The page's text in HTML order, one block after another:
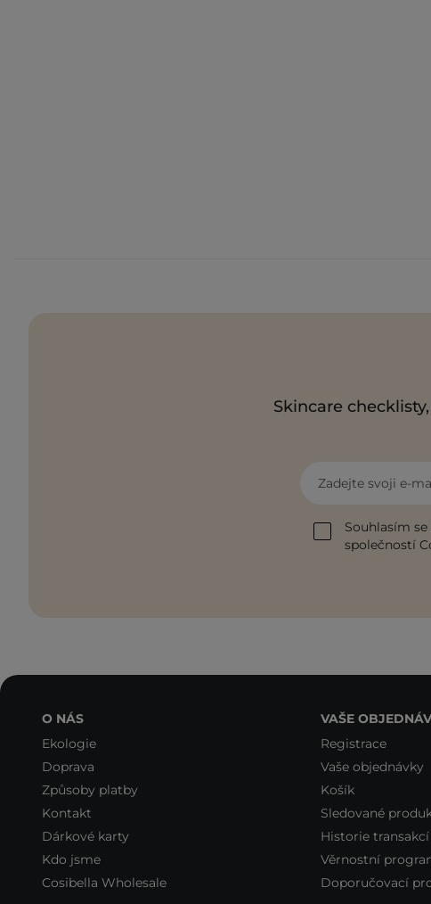
Skincare
Zadejte svoji e-
Souhlasím
společností
O NÁS
Ekologie
Doprava
Způsoby platby
Kontakt
Dárkové karty
Kdo jsme
Cosibella Wholesale
VAŠE
Registrace
Vaše objednávky
Košík
Sledované
Historie transakcí
Věrnostní
Doporučovací